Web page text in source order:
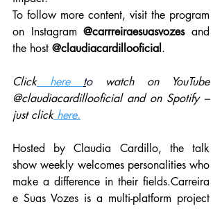
To follow more content, visit the program
on Instagram @carrreiraesuasvozes and
the host @claudiacardillooficial .
Click here to watch on YouTube
@claudiacardillooficial and on Spotify –
just click here.
Hosted by Claudia Cardillo, the talk
show weekly welcomes personalities who
make a difference in their fields.Carreira
e Suas Vozes is a multi-platform project